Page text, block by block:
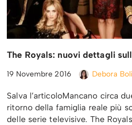
The Royals: nuovi dettagli
19 Novembre 2016 Debora
Salva l’articoloMancano circa
ritorno della famiglia reale più
delle serie televisive. The